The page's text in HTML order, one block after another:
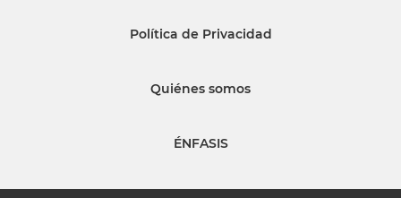
Política de Privacidad
Quiénes somos
ÉNFASIS